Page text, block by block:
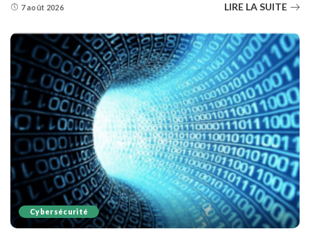
7 août 2026 LIRE LA SUITE
Cybersécurité